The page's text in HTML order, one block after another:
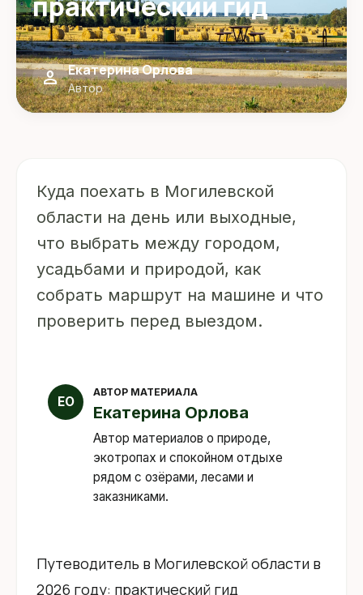
person Екатерина Орлова
Автор
Куда поехать в Могилевской
области на день или выходные,
что выбрать между городом,
усадьбами и природой, как
собрать маршрут на машине и что
проверить перед выездом.
ЕО
АВТОР МАТЕРИАЛА
Екатерина Орлова
Автор материалов о природе,
экотропах и спокойном отдыхе
рядом с озёрами, лесами и
заказниками.
Путеводитель в Могилевской области в
2026 году: практический гид